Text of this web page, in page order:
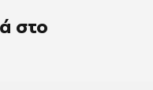
στο